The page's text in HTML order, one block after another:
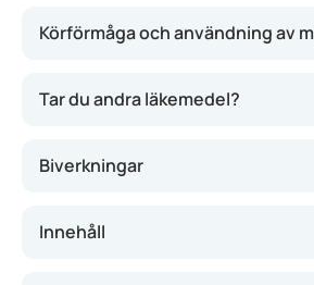
Körförmåga och användning av
Tar du andra läkemedel?
Biverkningar
Innehåll